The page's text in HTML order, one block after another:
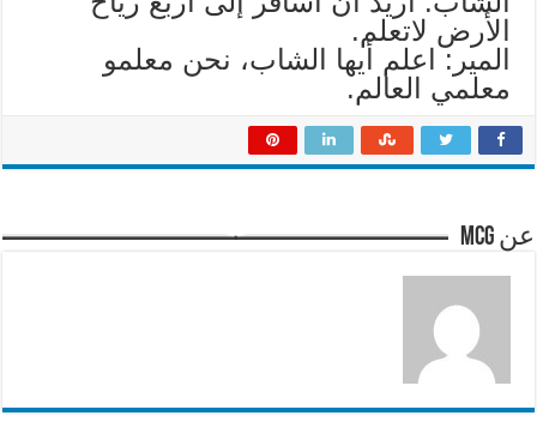
الأرض لاتعلم.
المير: اعلم أيها الشاب، نحن معلمو
معلمي العالم.
عن mcg